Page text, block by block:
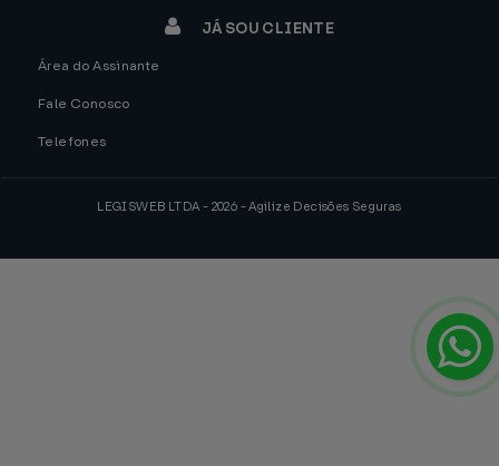
JÁ SOU CLIENTE
Área do Assinante
Fale Conosco
Telefones
LEGISWEB LTDA - 2026 - Agilize Decisões Seguras